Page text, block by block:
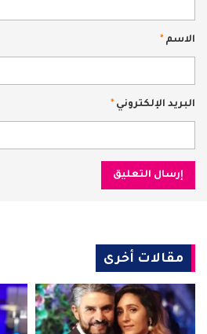
الاسم *
البريد الإلكتروني *
مقالات أخرى